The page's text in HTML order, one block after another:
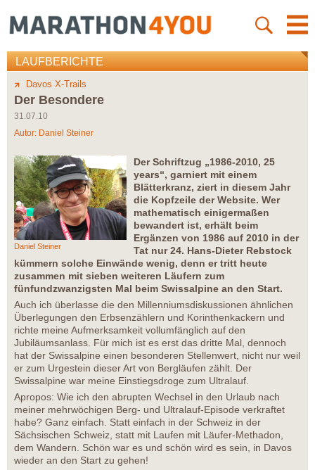
LAUFBERICHTE
Davos X-Trails
Der Besondere
31.07.10
Autor: Daniel Steiner
Daniel Steiner
Der Schriftzug „1986-2010, 25
years“, garniert mit einem
Blätterkranz, ziert in diesem Jahr
die Kopfzeile der Website. Wer
mathematisch einigermaßen
bewandert ist, erhält beim
Ergänzen von 1986 auf 2010 in der
Tat nur 24. Hans-Dieter Rebstock
kümmern solche Einwände wenig, denn er tritt heute
zusammen mit sieben weiteren Läufern zum
fünfundzwanzigsten Mal beim Swissalpine an den Start.
Auch ich überlasse die den Millenniumsdiskussionen ähnlichen
Überlegungen den Erbsenzählern und Korinthenkackern und
richte meine Aufmerksamkeit vollumfänglich auf den
Jubiläumsanlass. Für mich ist es erst das dritte Mal, dennoch
hat der Swissalpine einen besonderen Stellenwert, nicht nur weil
er zum Urgestein dieser Art von Bergläufen zählt. Der
Swissalpine war meine Einstiegsdroge zum Ultralauf.
Apropos: Wie ich den abrupten Wechsel in den Urlaub nach
meiner mehrwöchigen Berg- und Ultralauf-Episode verkraftet
habe? Ganz einfach. Statt einfach in der Schweiz in der
Sächsischen Schweiz, statt mit Laufen mit Läufer-Methadon,
dem Wandern. Schön war es und schön wird es sein, in Davos
wieder an den Start zu gehen!